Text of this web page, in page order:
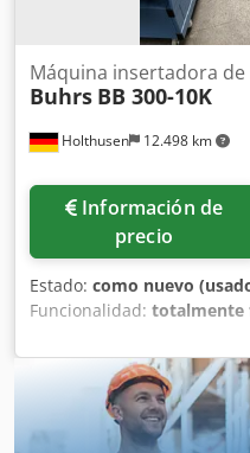
Holthusen 12.498 km
Máquina insertadora de
Buhrs BB 300-10K
Información de
precio
Estado: como nuevo
Funcionalidad: totalmente
alimentación de sobres
interfaz de usuario BSC
material con 6 posiciones
4 alimentadores rotativos
alimentador híbrido HF3